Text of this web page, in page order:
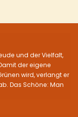
und der Vielfalt,
der eigene
wird, verlangt er
Das Schöne: Man